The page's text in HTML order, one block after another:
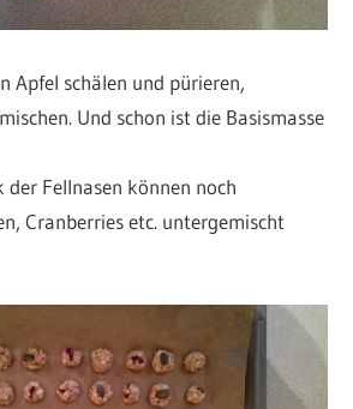
Apfel schälen und pürieren,
Und schon ist die Basismasse
der Fellnasen können noch
Cranberries etc. untergemischt